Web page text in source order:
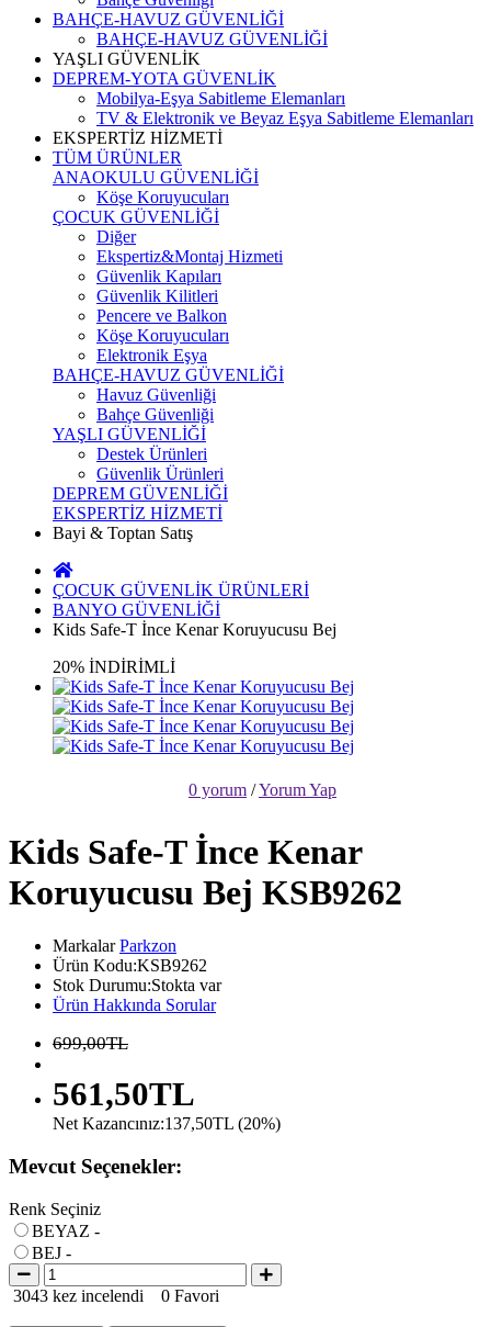
BAHÇE-HAVUZ GÜVENLİĞİ
BAHÇE-HAVUZ GÜVENLİĞİ
YAŞLI GÜVENLİK
DEPREM-YOTA GÜVENLİK
Mobilya-Eşya Sabitleme Elemanları
TV & Elektronik ve Beyaz Eşya Sabitleme Elemanları
EKSPERTİZ HİZMETİ
TÜM ÜRÜNLER
ANAOKULU GÜVENLİĞİ
Köşe Koruyucuları
ÇOCUK GÜVENLİĞİ
Diğer
Ekspertiz&Montaj Hizmeti
Güvenlik Kapıları
Güvenlik Kilitleri
Pencere ve Balkon
Köşe Koruyucuları
Elektronik Eşya
BAHÇE-HAVUZ GÜVENLİĞİ
Havuz Güvenliği
Bahçe Güvenliği
YAŞLI GÜVENLİĞİ
Destek Ürünleri
Güvenlik Ürünleri
DEPREM GÜVENLİĞİ
EKSPERTİZ HİZMETİ
Bayi & Toptan Satış
ÇOCUK GÜVENLİK ÜRÜNLERİ
BANYO GÜVENLİĞİ
Kids Safe-T İnce Kenar Koruyucusu Bej
20% İNDİRİMLİ
0 yorum /Yorum Yap
Kids Safe-T İnce Kenar
Koruyucusu Bej KSB9262
MarkalarParkzon
Ürün Kodu:KSB9262
Stok Durumu:Stokta var
Ürün Hakkında Sorular
699,00TL
561,50TL
Net Kazancınız:137,50TL (20%)
Mevcut Seçenekler:
Renk Seçiniz
BEYAZ -
BEJ -
3043 kez incelendi 0 Favori